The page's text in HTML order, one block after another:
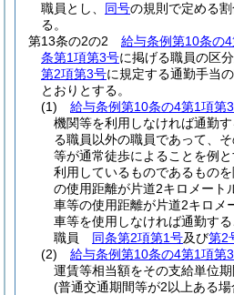
職員とし、 同号の規則で定める
る。
第13条の2の2
給与条例第10条の
条第1項第3号に掲げる職員の区
第2項第3号に規定する通勤手当の
とおりとする。
(1)
給与条例第10条の4第1項第
機関等を利用しなければ通勤
る職員以外の職員であって、
等が通常徒歩によることを例
利用しているものであるもの
の使用距離が片道2キロメート
車等の使用距離が片道2キロメ
車等を使用しなければ通勤す
職員 同条第2項第1号及び第2
(2)
給与条例第10条の4第1項第
運賃等相当額をその支給単位
(普通交通期間等が2以上ある